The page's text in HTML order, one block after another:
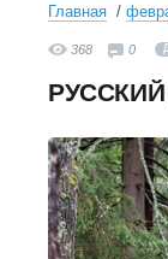
Главная
368 0